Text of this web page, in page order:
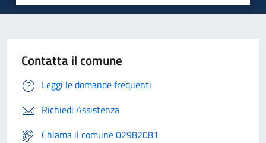
Contatta il comune
Leggi le domande frequenti
Richiedi Assistenza
Chiama il comune 02982081